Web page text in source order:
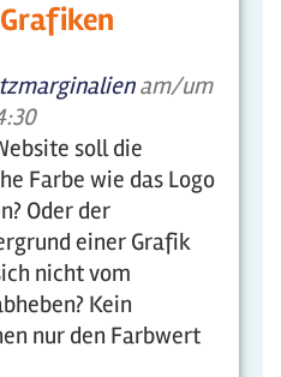
am/um
soll die
Farbe wie das Logo
Oder der
einer Grafik
nicht vom
Kein
nur den Farbwert